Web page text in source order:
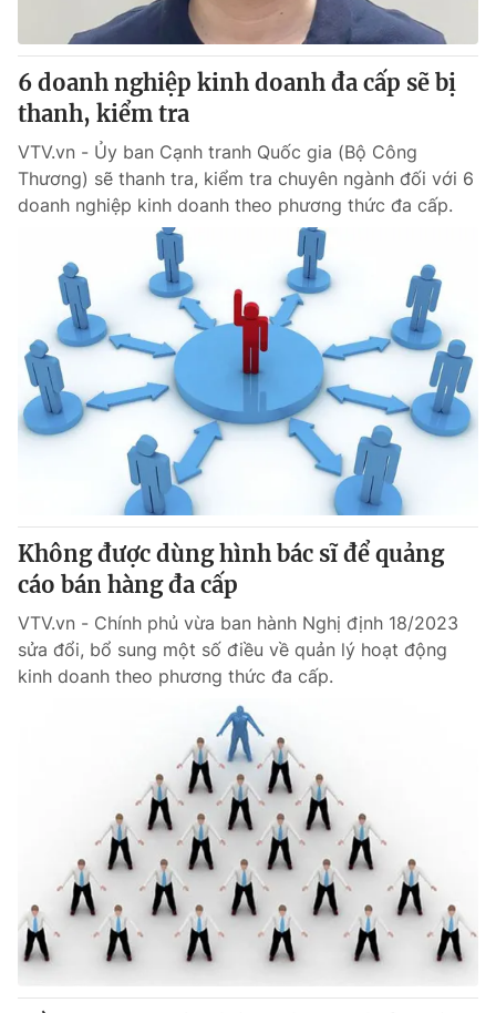
6 doanh nghiệp kinh doanh đa cấp sẽ bị
thanh, kiểm tra
VTV.vn - Ủy ban Cạnh tranh Quốc gia (Bộ Công
Thương) sẽ thanh tra, kiểm tra chuyên ngành đối với 6
doanh nghiệp kinh doanh theo phương thức đa cấp.
Không được dùng hình bác sĩ để quảng
cáo bán hàng đa cấp
VTV.vn - Chính phủ vừa ban hành Nghị định 18/2023
sửa đổi, bổ sung một số điều về quản lý hoạt động
kinh doanh theo phương thức đa cấp.